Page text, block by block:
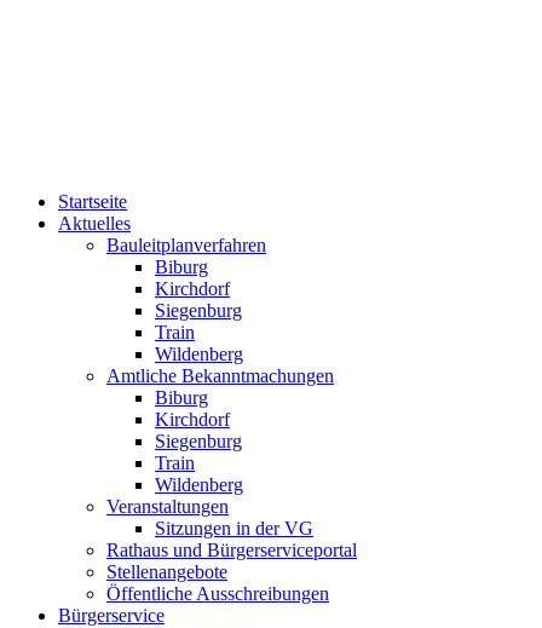
Startseite
Aktuelles
Bauleitplanverfahren
Biburg
Kirchdorf
Siegenburg
Train
Wildenberg
Amtliche Bekanntmachungen
Biburg
Kirchdorf
Siegenburg
Train
Wildenberg
Veranstaltungen
Sitzungen in der VG
Rathaus und Bürgerserviceportal
Stellenangebote
Öffentliche Ausschreibungen
Bürgerservice